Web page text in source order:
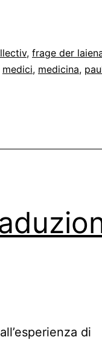
due
, frage der
medici, medicina,
di